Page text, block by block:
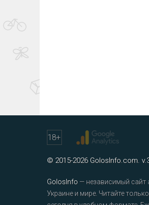
18+
© 2015-2026 GolosInfo.com.
GolosInfo — независимый сайт
Украине и мире. Читайте